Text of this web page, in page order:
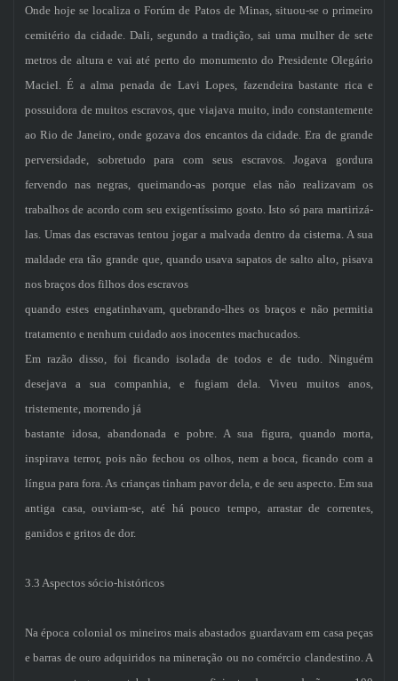
Onde hoje se localiza o Forúm de Patos de Minas, situou-se o primeiro
cemitério da cidade. Dali, segundo a tradição, sai uma mulher de sete
metros de altura e vai até perto do monumento do Presidente Olegário
Maciel. É a alma penada de Lavi Lopes, fazendeira bastante rica e
possuidora de muitos escravos, que viajava muito, indo constantemente
ao Rio de Janeiro, onde gozava dos encantos da cidade. Era de grande
perversidade, sobretudo para com seus escravos. Jogava gordura
fervendo nas negras, queimando-as porque elas não realizavam os
trabalhos de acordo com seu exigentíssimo gosto. Isto só para martirizá-
las. Umas das escravas tentou jogar a malvada dentro da cisterna. A sua
maldade era tão grande que, quando usava sapatos de salto alto, pisava
nos braços dos filhos dos escravos
quando estes engatinhavam, quebrando-lhes os braços e não permitia
tratamento e nenhum cuidado aos inocentes machucados.
Em razão disso, foi ficando isolada de todos e de tudo. Ninguém
desejava a sua companhia, e fugiam dela. Viveu muitos anos,
tristemente, morrendo já
bastante idosa, abandonada e pobre. A sua figura, quando morta,
inspirava terror, pois não fechou os olhos, nem a boca, ficando com a
língua para fora. As crianças tinham pavor dela, e de seu aspecto. Em sua
antiga casa, ouviam-se, até há pouco tempo, arrastar de correntes,
ganidos e gritos de dor.
3.3 Aspectos sócio-históricos
Na época colonial os mineiros mais abastados guardavam em casa peças
e barras de ouro adquiridos na mineração ou no comércio clandestino. A